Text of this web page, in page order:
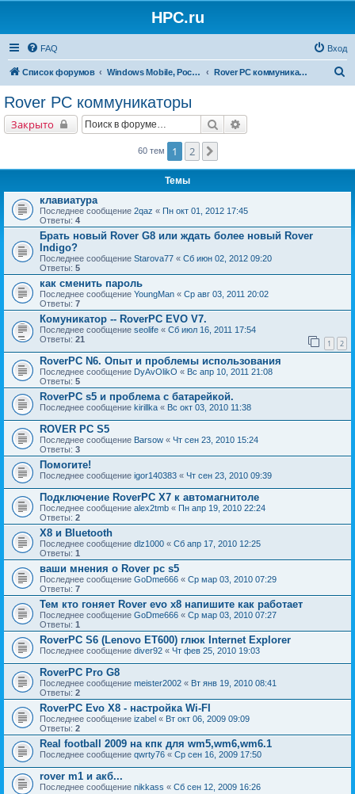
HPC.ru
FAQ Вход
Список форумов Windows Mobile, Pocket PC, MS Smartphone Rover PC коммуникаторы
Rover PC коммуникаторы
Закрыто Поиск
60 тем 1 2
Темы
клавиатура
Последнее сообщение 2qaz « Пн окт 01, 2012 17:45
Ответы: 4
Брать новый Rover G8 или ждать более новый Rover
Indigo?
Последнее сообщение Starova77 « Сб июн 02, 2012 09:20
Ответы: 5
как сменить пароль
Последнее сообщение YoungMan « Ср авг 03, 2011 20:02
Ответы: 7
Комуникатор -- RoverPC EVO V7.
Последнее сообщение seolife « Сб июл 16, 2011 17:54
Ответы: 21 1 2
RoverPC N6. Опыт и проблемы использования
Последнее сообщение DyAvOlikO « Вс апр 10, 2011 21:08
Ответы: 5
RoverPC s5 и проблема с батарейкой.
Последнее сообщение kirillka « Вс окт 03, 2010 11:38
ROVER PC S5
Последнее сообщение Barsow « Чт сен 23, 2010 15:24
Ответы: 3
Помогите!
Последнее сообщение igor140383 « Чт сен 23, 2010 09:39
Подключение RoverPC X7 к автомагнитоле
Последнее сообщение alex2tmb « Пн апр 19, 2010 22:24
Ответы: 2
X8 и Bluetooth
Последнее сообщение dlz1000 « Сб апр 17, 2010 12:25
Ответы: 1
ваши мнения о Rover pc s5
Последнее сообщение GoDme666 « Ср мар 03, 2010 07:29
Ответы: 7
Тем кто гоняет Rover evo x8 напишите как работает
Последнее сообщение GoDme666 « Ср мар 03, 2010 07:27
Ответы: 1
RoverPC S6 (Lenovo ET600) глюк Internet Explorer
Последнее сообщение diver92 « Чт фев 25, 2010 19:03
RoverPC Pro G8
Последнее сообщение meister2002 « Вт янв 19, 2010 08:41
Ответы: 2
RoverPC Evo X8 - настройка Wi-FI
Последнее сообщение izabel « Вт окт 06, 2009 09:09
Ответы: 2
Real football 2009 на кпк для wm5,wm6,wm6.1
Последнее сообщение qwrty76 « Ср сен 16, 2009 17:50
rover m1 и акб...
Последнее сообщение nikkass « Сб сен 12, 2009 16:26